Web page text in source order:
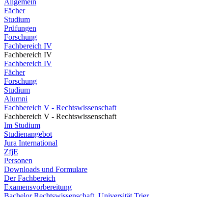
Allgemein
Fächer
Studium
Prüfungen
Forschung
Fachbereich IV
Fachbereich IV
Fachbereich IV
Fächer
Forschung
Studium
Alumni
Fachbereich V - Rechtswissenschaft
Fachbereich V - Rechtswissenschaft
Im Studium
Studienangebot
Jura International
ZfjE
Personen
Downloads und Formulare
Der Fachbereich
Examensvorbereitung